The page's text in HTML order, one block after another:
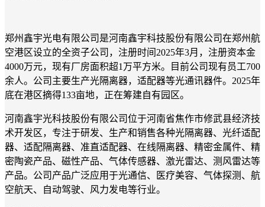
郑州鑫宇光电有限公司是河南鑫宇科技股份有限公司在郑州航
空港区设立的全资子公司，注册时间2025年3月，注册资本金
4000万元，现有厂房面积超1万平方米。目前公司现有员工700
余人。公司主要生产光隔离器，适配器等光通讯器件。2025年
底在港区摘得133亩地，正在筹建自有园区。
河南鑫宇光科技股份有限公司位于河南省焦作市修武县经济技
术开发区，专注于研发、生产和销售各种光隔离器、光纤适配
器、适配隔离器、准直适配器、在线隔离器、精密金属件、精
密陶瓷产品、磁性产品、气体传感器、激光雷达、测风雷达等
产品。公司产品广泛应用于光通信、医疗美容、气体探测、航
空航天、自动驾驶、风力发电等行业。